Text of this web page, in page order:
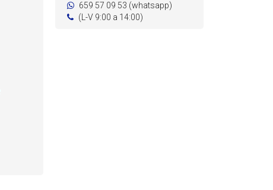
659 57 09 53 (whatsapp)
(L-V 9:00 a 14:00)